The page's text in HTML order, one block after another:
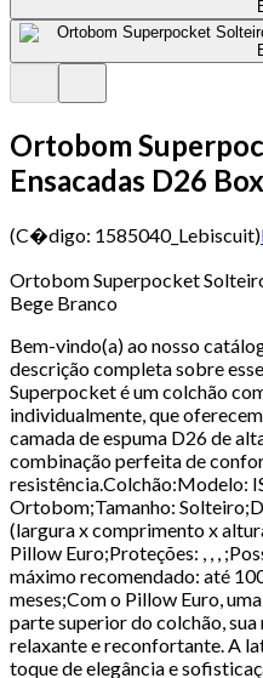
Ortobom
Ensacadas D26
(C�digo: 1585040_Lebiscuit)
Ortobom Superpocket
Bege Branco
Bem-vindo(a) ao nosso
descrição completa sobre
Superpocket é um colchão
individualmente, que
camada de espuma D26 de
combinação perfeita de
resistência.Colchão:Modelo:
Ortobom;Tamanho:
(largura x comprimento x
Pillow Euro;Proteções: , , ,
máximo recomendado: até
meses;Com o Pillow Euro,
parte superior do colchão, sua
relaxante e reconfortante. A
toque de elegância e